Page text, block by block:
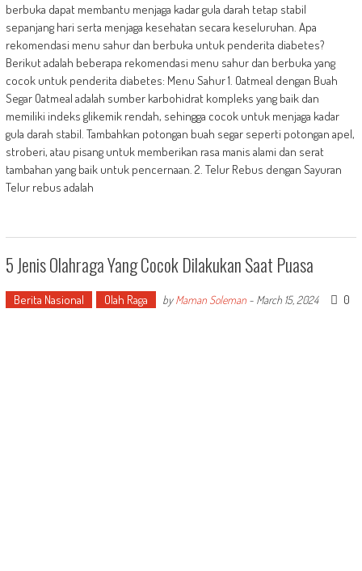
berbuka dapat membantu menjaga kadar gula darah tetap stabil
sepanjang hari serta menjaga kesehatan secara keseluruhan. Apa
rekomendasi menu sahur dan berbuka untuk penderita diabetes?
Berikut adalah beberapa rekomendasi menu sahur dan berbuka yang
cocok untuk penderita diabetes: Menu Sahur 1. Oatmeal dengan Buah
Segar Oatmeal adalah sumber karbohidrat kompleks yang baik dan
memiliki indeks glikemik rendah, sehingga cocok untuk menjaga kadar
gula darah stabil. Tambahkan potongan buah segar seperti potongan apel,
stroberi, atau pisang untuk memberikan rasa manis alami dan serat
tambahan yang baik untuk pencernaan. 2. Telur Rebus dengan Sayuran
Telur rebus adalah
5 Jenis Olahraga Yang Cocok Dilakukan Saat Puasa
Berita Nasional Olah Raga byMaman Soleman- March 15, 2024 0